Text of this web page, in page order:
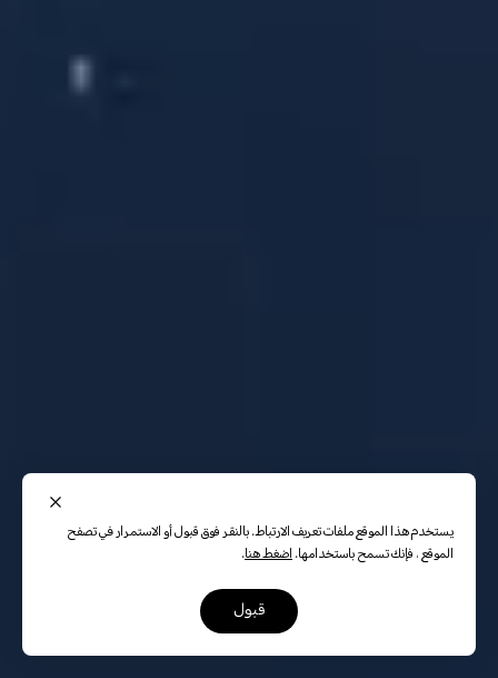
يستخدم هذا الموقع ملفات تعريف الارتباط. بالنقر فوق قبول أو الاستمرار في تصفح
الموقع ، فإنك تسمح باستخدامها.اضغط هنا.
قبول